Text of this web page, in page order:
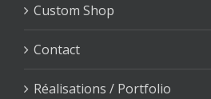
Custom Shop
Contact
Réalisations / Portfolio